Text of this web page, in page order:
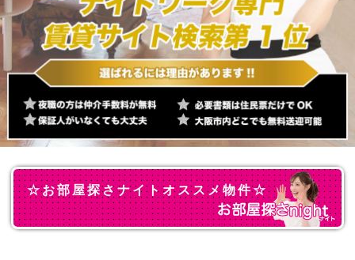
☆お部屋探さナイトオススメ物件☆